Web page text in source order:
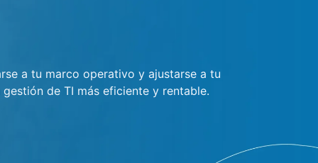
a tu marco operativo y ajustarse a tu
de TI más eficiente y rentable.